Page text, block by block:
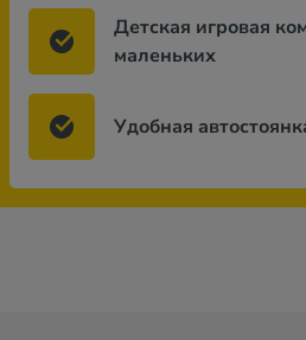
Детская игровая
маленьких
Удобная